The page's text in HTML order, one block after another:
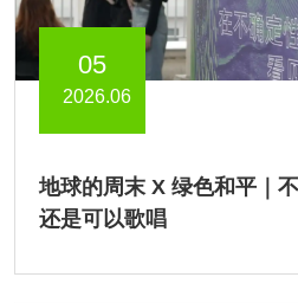
05
2026.06
地球的周末 X 绿色和平｜
还是可以歌唱